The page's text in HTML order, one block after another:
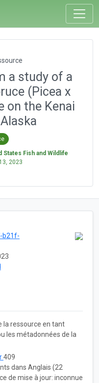
a study of a
(Picea x
on the Kenai
States Fish and Wildlife
2023
b21f-
la ressource en tant
les métadonnées de la
409
dans Anglais (22
de mise à jour: inconnue